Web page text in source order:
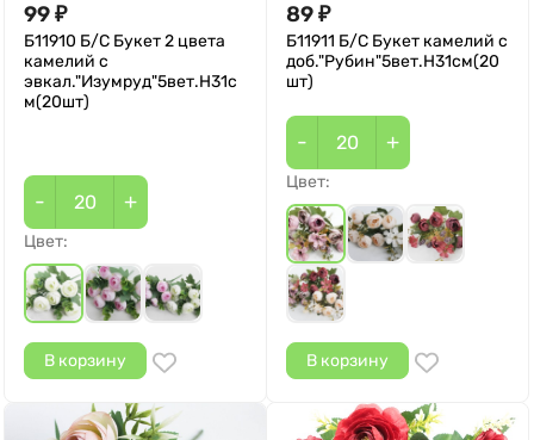
99 ₽
Б11910 Б/С Букет 2 цвета
камелий с
эвкал."Изумруд"5вет.Н31с
м(20шт)
- +
Цвет:
В корзину
89 ₽
Б11911 Б/С Букет камелий с
доб."Рубин"5вет.Н31см(20
шт)
- +
Цвет:
В корзину